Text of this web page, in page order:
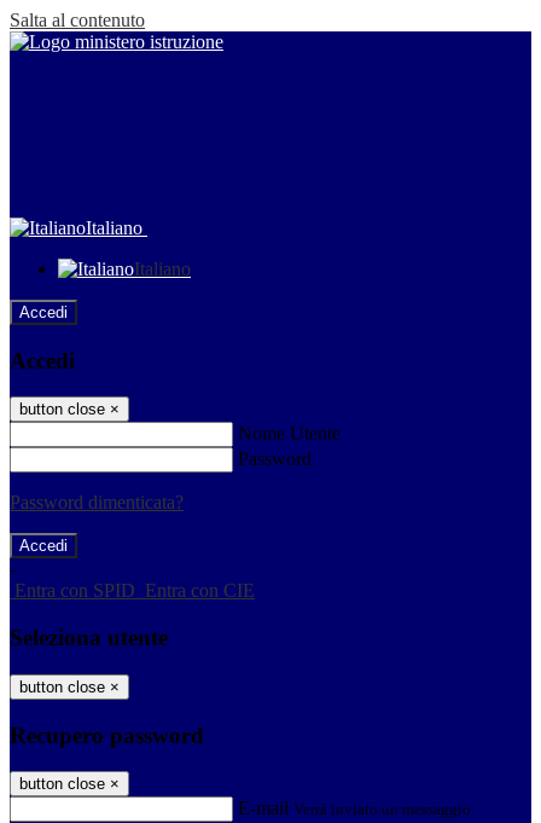
Salta al contenuto
Italiano
Italiano
Accedi
Accedi
button close ×
Nome Utente
Password
Password dimenticata?
-
Entra con SPID Entra con CIE
Seleziona utente
button close ×
Recupero password
button close ×
E-mail Verrà inviato un messaggio